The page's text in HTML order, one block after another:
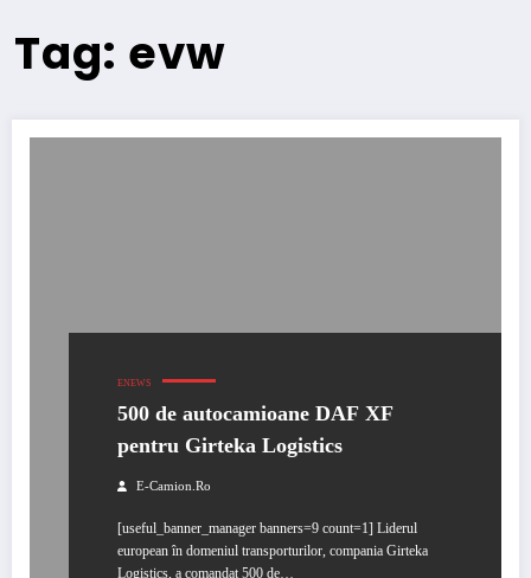
Tag: evw
ENEWS
500 de autocamioane DAF XF
pentru Girteka Logistics
E-Camion.ro
[useful_banner_manager banners=9 count=1] Liderul
european în domeniul transporturilor, compania Girteka
Logistics, a comandat 500 de…